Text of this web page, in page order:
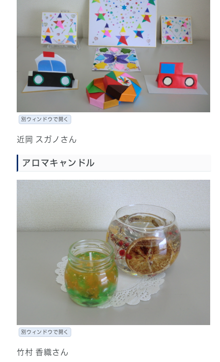
別ウィンドウで開く
近岡 スガノさん
アロマキャンドル
別ウィンドウで開く
竹村 香織さん